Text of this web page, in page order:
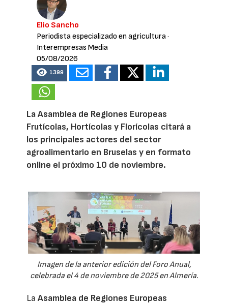
Elio Sancho
Periodista especializado en agricultura·
Interempresas Media
05/08/2026
1399
La Asamblea de Regiones Europeas
Frutícolas, Hortícolas y Florícolas citará a
los principales actores del sector
agroalimentario en Bruselas y en formato
online el próximo 10 de noviembre.
Imagen de la anterior edición del Foro Anual,
celebrada el 4 de noviembre de 2025 en Almería.
LaAsamblea de Regiones Europeas